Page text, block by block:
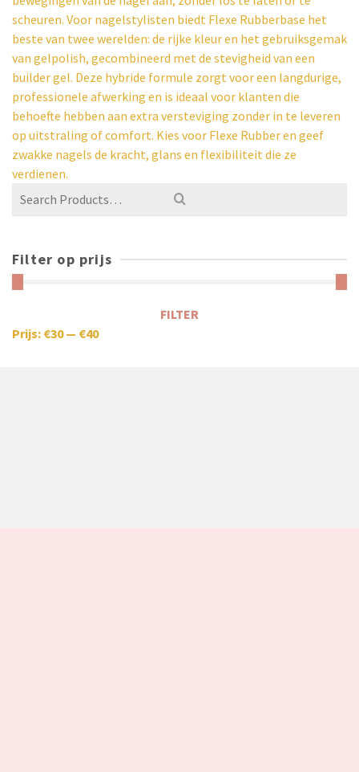
scheuren. Voor nagelstylisten biedt Flexe Rubberbase het
beste van twee werelden: de rijke kleur en het gebruiksgemak
van gelpolish, gecombineerd met de stevigheid van een
builder gel. Deze hybride formule zorgt voor een langdurige,
professionele afwerking en is ideaal voor klanten die
behoefte hebben aan extra versteviging zonder in te leveren
op uitstraling of comfort. Kies voor Flexe Rubber en geef
zwakke nagels de kracht, glans en flexibiliteit die ze
verdienen.
Filter op prijs
FILTER
Prijs: €30— €40